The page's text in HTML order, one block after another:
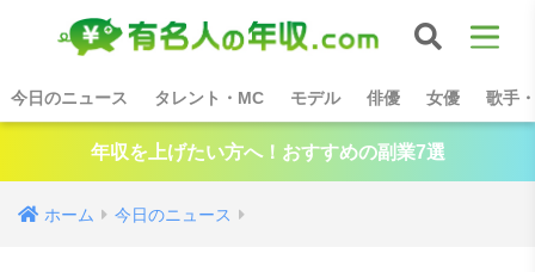
今日のニュース タレント・MC モデル 俳優 女優 歌手
年収を上げたい方へ！おすすめの副業7選
ホーム 今日のニュース